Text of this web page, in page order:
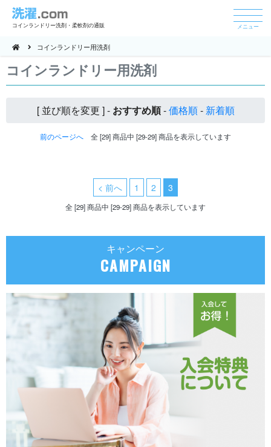
コインランドリー洗剤・柔軟剤の通販 メニュー
コインランドリー用洗剤
コインランドリー用洗剤
[ 並び順を変更 ] - おすすめ順-価格順- 新着順
前のページへ 全 [29] 商品中 [29-29] 商品を表示しています
< 前へ 1 2 3
全 [29] 商品中 [29-29] 商品を表示しています
キャンペーン
CAMPAIGN